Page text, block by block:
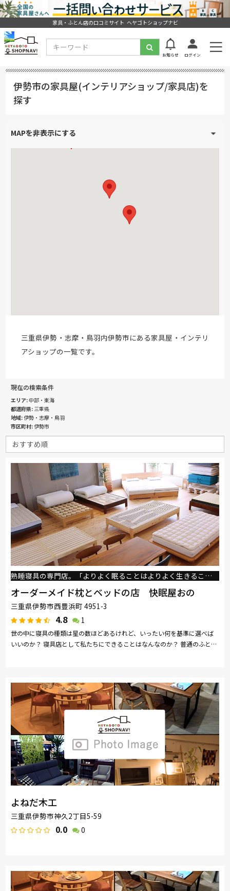
家具・ふとん店の口コミサイト ヘヤゴトショップナビ
お知らせ ログイン
伊勢市の家具屋(インテリアショップ/家具店)を
探す
三重県伊勢・志摩・鳥羽内伊勢市にある家具屋・インテリ
アショップの一覧です。
現在の検索条件
エリア 中部・東海
都道府県 三重県
地域 伊勢・志摩・鳥羽
市区町村 伊勢市
熟睡寝具の専門店。「よりよく眠ることはよりよく生きること」
オーダーメイド枕とベッドの店 快眠屋おの
三重県伊勢市西豊浜町 4951-3
4.8 1
世の中に寝具の種類は星の数ほどあるけれど、いったい何を基準に選べば
いいのか？ 寝具店として私たちにできることはなんなのか？ 普通のふとん
よねだ木工
三重県伊勢市神久2丁目5-59
0.0 0